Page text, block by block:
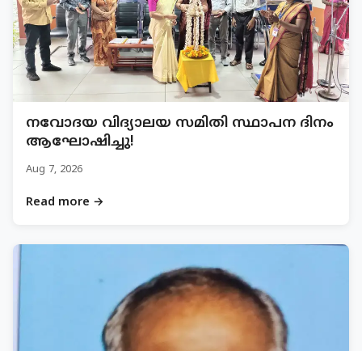
നവോദയ വിദ്യാലയ സമിതി സ്ഥാപന ദിനം
ആഘോഷിച്ചു!
Aug 7, 2026
Read more →